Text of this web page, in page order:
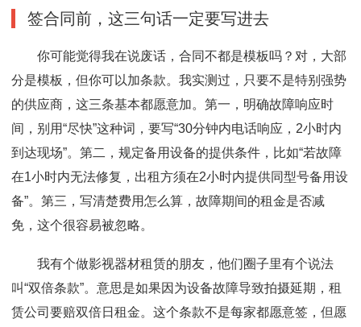
签合同前，这三句话一定要写进去
你可能觉得我在说废话，合同不都是模板吗？对，大部
分是模板，但你可以加条款。我实测过，只要不是特别强势
的供应商，这三条基本都愿意加。第一，明确故障响应时
间，别用“尽快”这种词，要写“30分钟内电话响应，2小时内
到达现场”。第二，规定备用设备的提供条件，比如“若故障
在1小时内无法修复，出租方须在2小时内提供同型号备用设
备”。第三，写清楚费用怎么算，故障期间的租金是否减
免，这个很容易被忽略。
我有个做影视器材租赁的朋友，他们圈子里有个说法
叫“双倍条款”。意思是如果因为设备故障导致拍摄延期，租
赁公司要赔双倍日租金。这个条款不是每家都愿意签，但愿